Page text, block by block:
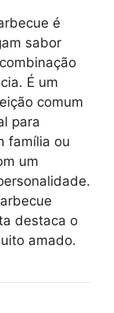
é
sabor
É um
comum
para
família ou
um
destaca o
amado.